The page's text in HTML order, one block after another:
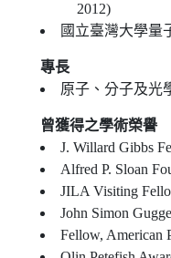
2012)
國立臺灣大學量
專長
原子、分子及光
曾獲得之學術榮譽
J. Willard Gibbs
Alfred P. Sloan
JILA Visiting
John Simon
Fellow, American